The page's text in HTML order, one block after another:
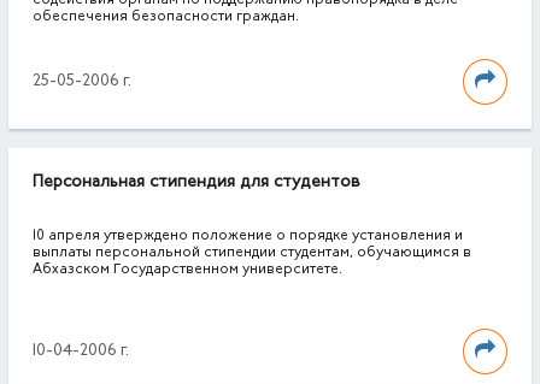
обеспечения безопасности граждан.
25-05-2006 г.
Персональная стипендия для студентов
10 апреля утверждено положение о порядке установления и
выплаты персональной стипендии студентам, обучающимся в
Абхазском Государственном университете.
10-04-2006 г.